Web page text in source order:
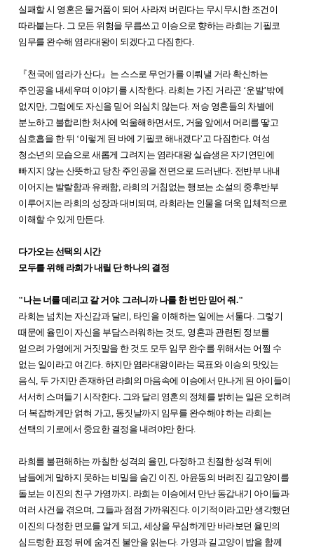
실패할 시 영혼은 물거품이 되어 사라져 버린다는 무시무시한 조건이
따라붙는다. 그 모든 위험을 무릅쓰고 이승으로 향하는 라희는 기필코
임무를 완수해 염라대왕이 되겠다고 다짐한다.
『천국에 염라가 산다』 는 스스로 무언가를 이뤄낼 거라 확신하는
주인공을 내세우며 이야기를 시작한다. 라희는 가진 거라곤 ‘운발’밖에
없지만, 그럼에도 자신을 믿어 의심치 않는다. 저승 영혼들의 차별에
분노하고 불합리한 처사에 억울해하면서도 거울 앞에서 머리를 땋고
심호흡을 한 뒤 ‘이렇게 된 바에 기필코 해내겠다’ 고 다짐한다. 여성
청소년의 모습으로 새롭게 그려지는 염라대왕 실습생은 자기연민에
빠지지 않는 산뜻하고 당찬 주인공을 전면으로 드러낸다. 전반부 내내
이어지는 발랄함과 유쾌함, 라희의 거침없는 행보는 소설의 중후반부
이루어지는 라희의 성장과 대비되며 라희라는 인물을 더욱 입체적으로
이해할 수 있게 만든다.
다가오는 선택의 시간
모두를 위해 라희가 내릴 단 하나의 결정
"나는 너를 데리고 갈 거야. 그러니까 나를 한 번만 믿어 줘 ."
라희는 넘치는 자신감과 달리 타인을 이해하는 일에는 서툴다. 그렇기
때문에 율민이 자신을 부담스러워하는 것도 영혼과 관련된 정보를
얻으려 가영에게 거짓말을 한 것도 모두 임무 완수를 위해서는 어쩔 수
없는 일이라고 여긴다. 하지만 염라대왕이라는 목표와 이승의 맛있는
음식 두 가지만 존재하던 라희의 마음속에 이승에서 만나게 된 아이들이
서서히 스며들기 시작한다. 그와 달리 영혼의 정체를 밝히는 일은 오히려
더 복잡하게만 얽혀 가고 동짓날까지 임무를 완수해야 하는 라희는
선택의 기로에서 중요한 결정을 내려야만 한다.
라희를 불편해하는 까칠한 성격의 율민 다정하고 친절한 성격 뒤에
남들에게 말하지 못하는 비밀을 숨긴 이진 아윤동의 버려진 길고양이를
돌보는 이진의 친구 가영까지 라희는 이승에서 만난 동갑내기 아이들과
여러 사건을 겪으며 그들과 점점 가까워진다. 이기적이라고만 생각했던
이진의 다정한 면모를 알게 되고 세상을 무심하게만 바라보던 율민의
심드렁한 표정 뒤에 숨겨진 불안을 읽는다. 가영과 길고양이 밥을 함께